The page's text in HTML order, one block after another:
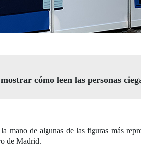
cómo leen las personas
de algunas de las figuras más
de Madrid.